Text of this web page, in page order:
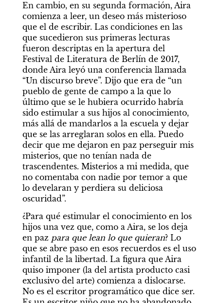
En cambio, en su segunda formación, Aira
comienza a leer, un deseo más misterioso
que el de escribir. Las condiciones en las
que sucedieron sus primeras lecturas
fueron descriptas en la apertura del
Festival de Literatura de Berlín de 2017,
donde Aira leyó una conferencia llamada
“Un discurso breve”. Dijo que era de “un
pueblo de gente de campo a la que lo
último que se le hubiera ocurrido habría
sido estimular a sus hijos al conocimiento,
más allá de mandarlos a la escuela y dejar
que se las arreglaran solos en ella. Puedo
decir que me dejaron en paz perseguir mis
misterios, que no tenían nada de
trascendentes. Misterios a mi medida, que
no comentaba con nadie por temor a que
lo develaran y perdiera su deliciosa
oscuridad”.
¿Para qué estimular el conocimiento en los
hijos una vez que, como a Aira, se los deja
en paz para que lean lo que quieran? Lo
que se abre paso en esos recuerdos es el uso
infantil de la libertad. La figura que Aira
quiso imponer (la del artista producto casi
exclusivo del arte) comienza a dislocarse.
No es el escritor programático que dice ser.